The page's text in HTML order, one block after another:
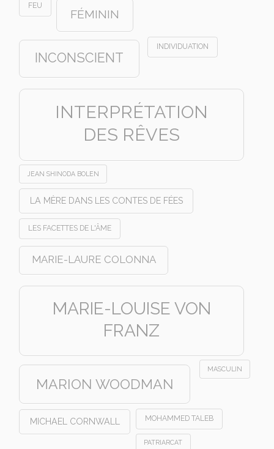
FEU
FÉMININ
INCONSCIENT
INDIVIDUATION
INTERPRÉTATION
DES RÊVES
JEAN SHINODA BOLEN
LA MÈRE DANS LES CONTES DE FÉES
LES FACETTES DE L'ÂME
MARIE-LAURE COLONNA
MARIE-LOUISE VON
FRANZ
MARION WOODMAN
MASCULIN
MICHAEL CORNWALL MOHAMMED TALEB
PATRIARCAT